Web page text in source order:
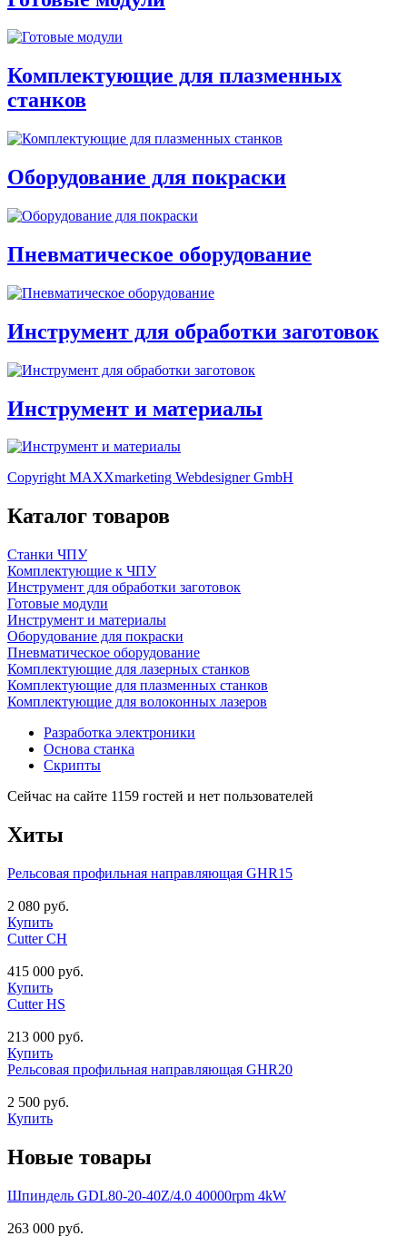
Комплектующие для плазменных
станков
Оборудование для покраски
Пневматическое оборудование
Инструмент для обработки заготовок
Инструмент и материалы
Copyright MAXXmarketing Webdesigner GmbH
Каталог товаров
Станки ЧПУ
Комплектующие к ЧПУ
Инструмент для обработки заготовок
Готовые модули
Инструмент и материалы
Оборудование для покраски
Пневматическое оборудование
Комплектующие для лазерных станков
Комплектующие для плазменных станков
Комплектующие для волоконных лазеров
Разработка электроники
Основа станка
Скрипты
Сейчас на сайте 1159 гостей и нет пользователей
Хиты
Рельсовая профильная направляющая GHR15
2 080 руб.
Купить
Cutter CH
415 000 руб.
Купить
Cutter HS
213 000 руб.
Купить
Рельсовая профильная направляющая GHR20
2 500 руб.
Купить
Новые товары
Шпиндель GDL80-20-40Z/4.0 40000rpm 4kW
263 000 руб.